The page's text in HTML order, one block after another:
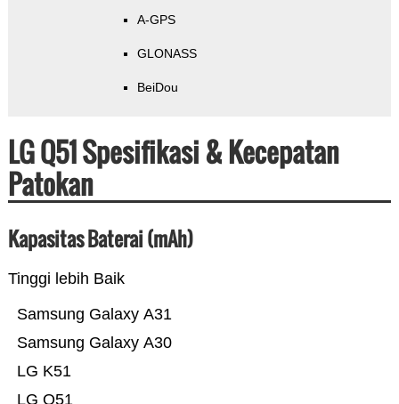
A-GPS
GLONASS
BeiDou
LG Q51 Spesifikasi & Kecepatan
Patokan
Kapasitas Baterai (mAh)
Tinggi lebih Baik
LG Q51
LG K51
Samsung Galaxy A30
Samsung Galaxy A31